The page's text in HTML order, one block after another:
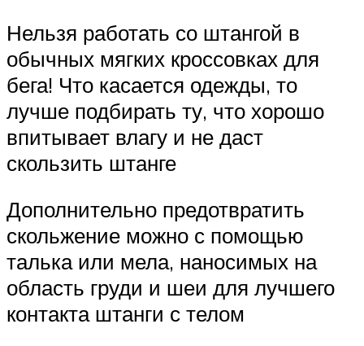
Нельзя работать со штангой в
обычных мягких кроссовках для
бега! Что касается одежды, то
лучше подбирать ту, что хорошо
впитывает влагу и не даст
скользить штанге
Дополнительно предотвратить
скольжение можно с помощью
талька или мела, наносимых на
область груди и шеи для лучшего
контакта штанги с телом